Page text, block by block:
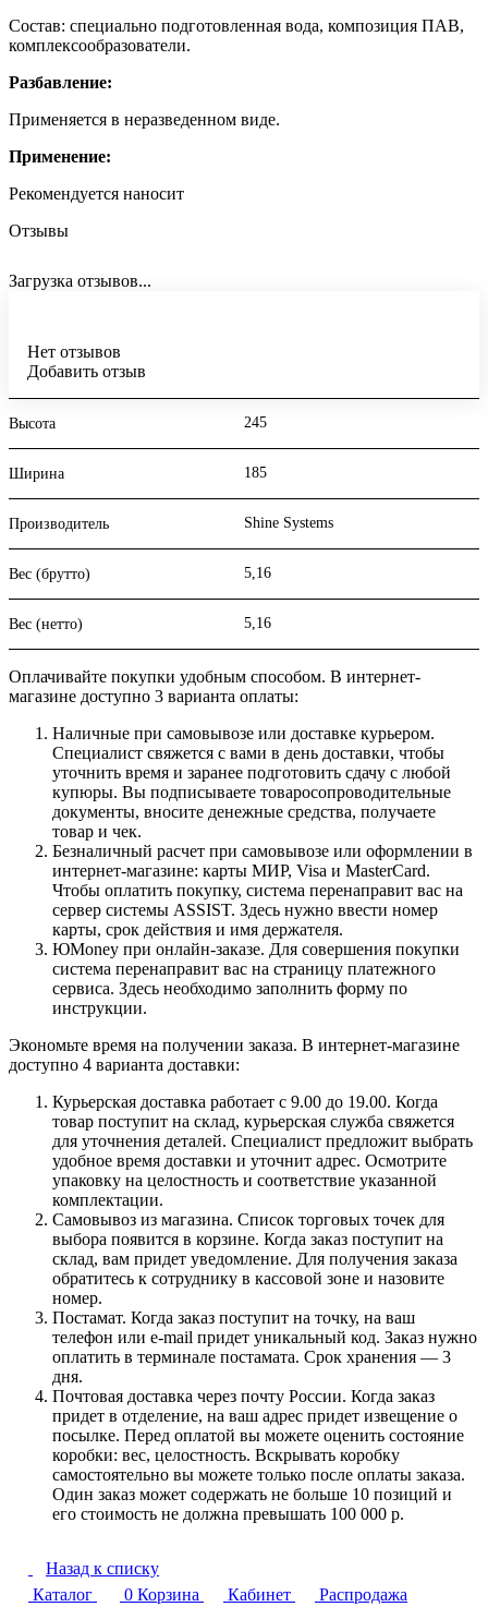
Состав: специально подготовленная вода, композиция ПАВ,
комплексообразователи.
Разбавление:
Применяется в неразведенном виде.
Применение:
Рекомендуется наносит
Отзывы
Загрузка отзывов...
Нет отзывов
Добавить отзыв
Высота 245
Ширина 185
Производитель Shine Systems
Вес (брутто) 5,16
Вес (нетто) 5,16
Оплачивайте покупки удобным способом. В интернет-
магазине доступно 3 варианта оплаты:
Наличные при самовывозе или доставке курьером.
Специалист свяжется с вами в день доставки, чтобы
уточнить время и заранее подготовить сдачу с любой
купюры. Вы подписываете товаросопроводительные
документы, вносите денежные средства, получаете
товар и чек.
Безналичный расчет при самовывозе или оформлении в
интернет-магазине: карты МИР, Visa и MasterCard.
Чтобы оплатить покупку, система перенаправит вас на
сервер системы ASSIST. Здесь нужно ввести номер
карты, срок действия и имя держателя.
ЮMoney при онлайн-заказе. Для совершения покупки
система перенаправит вас на страницу платежного
сервиса. Здесь необходимо заполнить форму по
инструкции.
Экономьте время на получении заказа. В интернет-магазине
доступно 4 варианта доставки:
Курьерская доставка работает с 9.00 до 19.00. Когда
товар поступит на склад, курьерская служба свяжется
для уточнения деталей. Специалист предложит выбрать
удобное время доставки и уточнит адрес. Осмотрите
упаковку на целостность и соответствие указанной
комплектации.
Самовывоз из магазина. Список торговых точек для
выбора появится в корзине. Когда заказ поступит на
склад, вам придет уведомление. Для получения заказа
обратитесь к сотруднику в кассовой зоне и назовите
номер.
Постамат. Когда заказ поступит на точку, на ваш
телефон или e-mail придет уникальный код. Заказ нужно
оплатить в терминале постамата. Срок хранения — 3
дня.
Почтовая доставка через почту России. Когда заказ
придет в отделение, на ваш адрес придет извещение о
посылке. Перед оплатой вы можете оценить состояние
коробки: вес, целостность. Вскрывать коробку
самостоятельно вы можете только после оплаты заказа.
Один заказ может содержать не больше 10 позиций и
его стоимость не должна превышать 100 000 р.
Назад к списку
Каталог
0 Корзина Кабинет
Распродажа